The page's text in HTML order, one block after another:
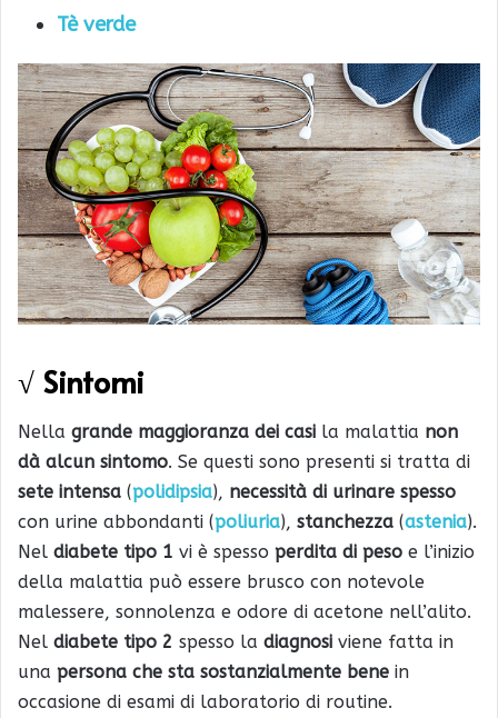
Tè verde
√ Sintomi
Nella grande maggioranza dei casi la malattia non
dà alcun sintomo. Se questi sono presenti si tratta di
sete intensa (polidipsia), necessità di urinare spesso
con urine abbondanti (poliuria), stanchezza (astenia).
Nel diabete tipo 1 vi è spesso perdita di peso e l’inizio
della malattia può essere brusco con notevole
malessere, sonnolenza e odore di acetone nell’alito.
Nel diabete tipo 2 spesso la diagnosi viene fatta in
una persona che sta sostanzialmente bene in
occasione di esami di laboratorio di routine.